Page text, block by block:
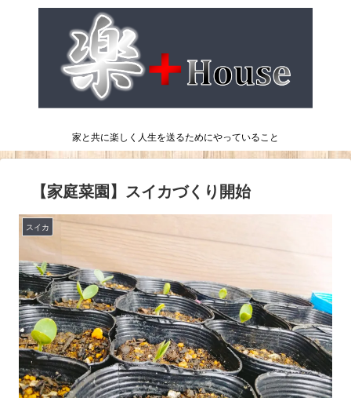
家と共に楽しく人生を送るためにやっていること
【家庭菜園】スイカづくり開始
スイカ